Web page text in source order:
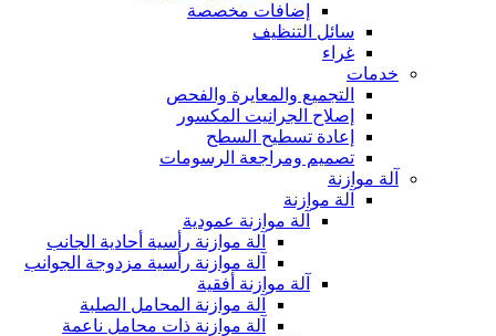
إضافات مخصصة
سائل التنظيف
غراء
خدمات
التجميع والمعايرة والفحص
إصلاح الجرانيت المكسور
إعادة تسطيح السطح
تصميم ومراجعة الرسومات
آلة موازنة
آلة موازنة
آلة موازنة عمودية
آلة موازنة رأسية أحادية الجانب
آلة موازنة رأسية مزدوجة الجوانب
آلة موازنة أفقية
آلة موازنة المحامل الصلبة
آلة موازنة ذات محامل ناعمة